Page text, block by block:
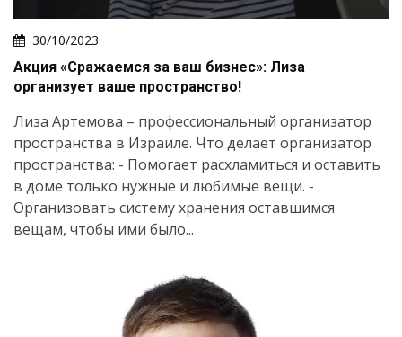
30/10/2023
Акция «Сражаемся за ваш бизнес»: Лиза
организует ваше пространство!
Лиза Артемова – профессиональный организатор
пространства в Израиле. Что делает организатор
пространства: - Помогает расхламиться и оставить
в доме только нужные и любимые вещи. -
Организовать систему хранения оставшимся
вещам, чтобы ими было...